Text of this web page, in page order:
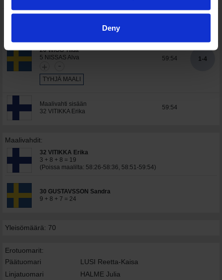
Deny
20 WIGG Tilda
5 NISSAS Alva
+ -
59:54 1-4
TYHJÄ MAALI
Maalivahti sisään
32 VITIKKA Erika
59:54
Maalivahdit:
32 VITIKKA Erika
3 + 8 + 8 = 19
(Poissa maalilta: 58:26-58:36, 58:51-59:54)
30 GUSTAVSSON Sandra
9 + 8 + 7 = 24
Yleisömäärä: 70
Erotuomarit:
Päätuomari
LUSI Reetta-Kaisa
Linjatuomari
HALME Julia